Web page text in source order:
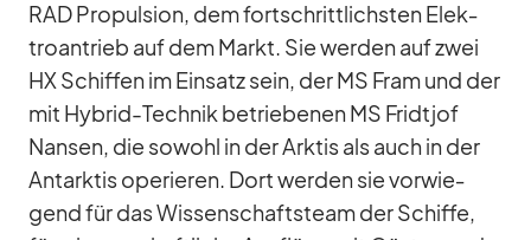
RAD Pro­pul­sion, dem fort­schritt­lichs­ten Elek­
tro­an­trieb auf dem Markt. Sie wer­den auf zwei
HX Schif­fen im Ein­satz sein, der MS Fram und der
mit Hy­brid-Tech­nik be­trie­be­nen MS Fri­dt­jof
Nan­sen, die so­wohl in der Ark­tis als auch in der
Ant­ark­tis ope­rie­ren. Dort wer­den sie vor­wie­
gend für das Wis­sen­schafts­team der Schiffe,